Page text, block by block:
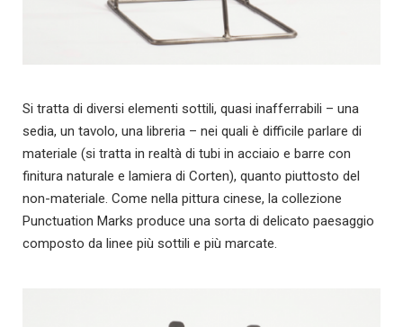
Si tratta di diversi elementi sottili, quasi inafferrabili – una
sedia, un tavolo, una libreria – nei quali è difficile parlare di
materiale (si tratta in realtà di tubi in acciaio e barre con
finitura naturale e lamiera di Corten), quanto piuttosto del
non-materiale. Come nella pittura cinese, la collezione
Punctuation Marks produce una sorta di delicato paesaggio
composto da linee più sottili e più marcate.